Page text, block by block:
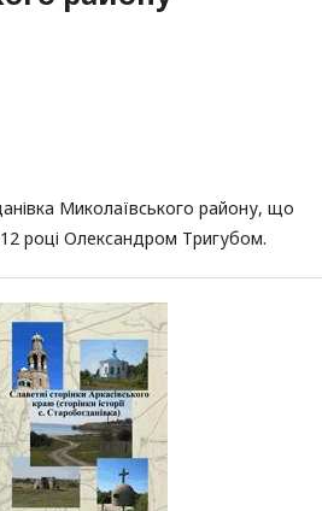
Миколаївського району, що
році Олександром Тригубом.